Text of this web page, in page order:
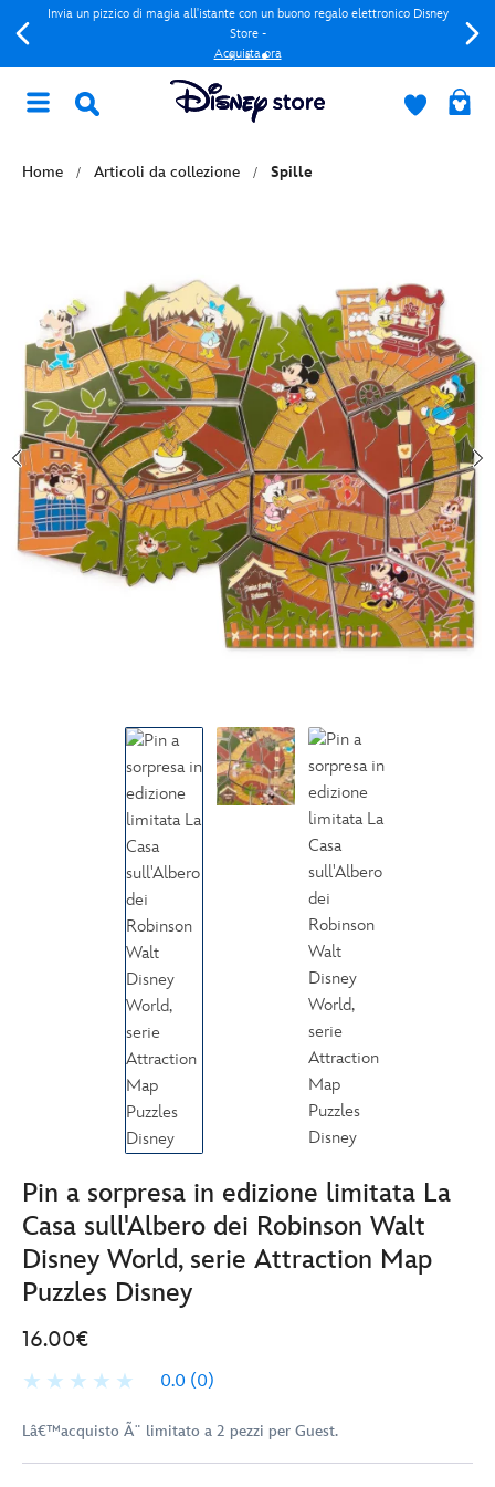
Invia un pizzico di magia all'istante con un buono regalo elettronico Disney
Store -
Acquista ora
Home Articoli da collezione Spille
Pin a sorpresa in edizione limitata La
Casa sull'Albero dei Robinson Walt
Disney World, serie Attraction Map
Puzzles Disney
16.00€
0.0 (0)
Lâ€™acquisto Ã¨ limitato a 2 pezzi per Guest.